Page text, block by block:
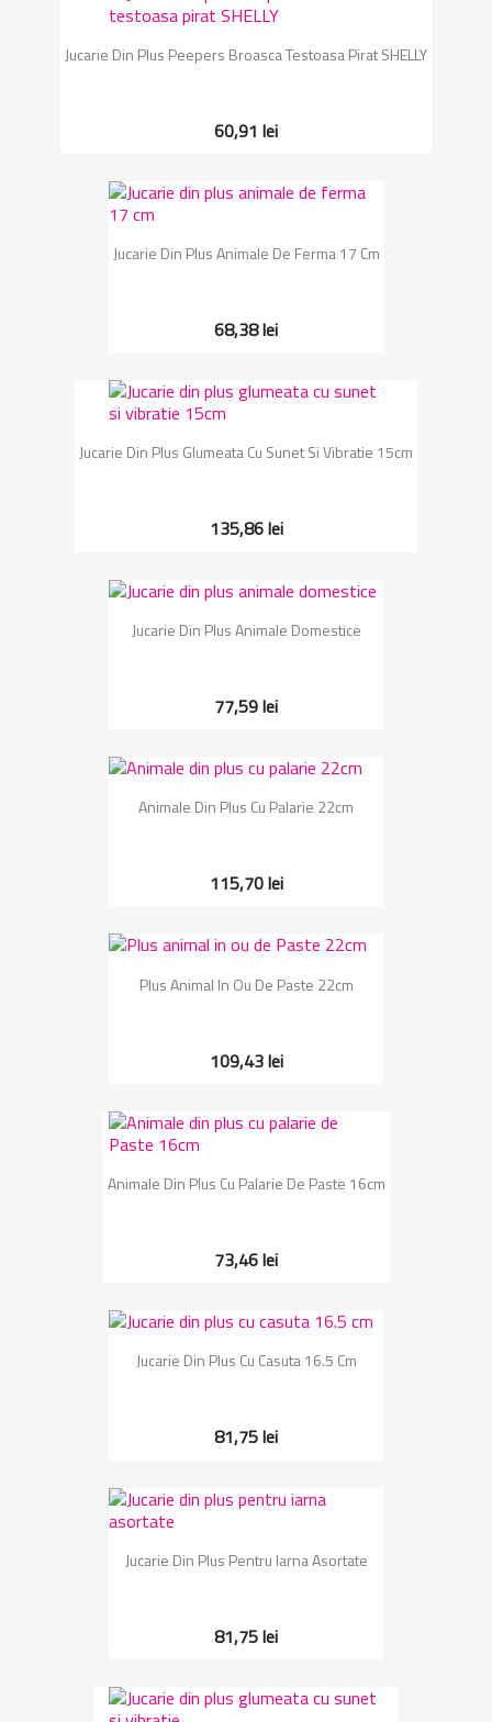
Jucarie Din Plus Peepers Broasca Testoasa Pirat SHELLY
60,91 lei
Jucarie Din Plus Animale De Ferma 17 Cm
68,38 lei
Jucarie Din Plus Glumeata Cu Sunet Si Vibratie 15cm
135,86 lei
Jucarie Din Plus Animale Domestice
77,59 lei
Animale Din Plus Cu Palarie 22cm
115,70 lei
Plus Animal In Ou De Paste 22cm
109,43 lei
Animale Din Plus Cu Palarie De Paste 16cm
73,46 lei
Jucarie Din Plus Cu Casuta 16.5 Cm
81,75 lei
Jucarie Din Plus Pentru Iarna Asortate
81,75 lei